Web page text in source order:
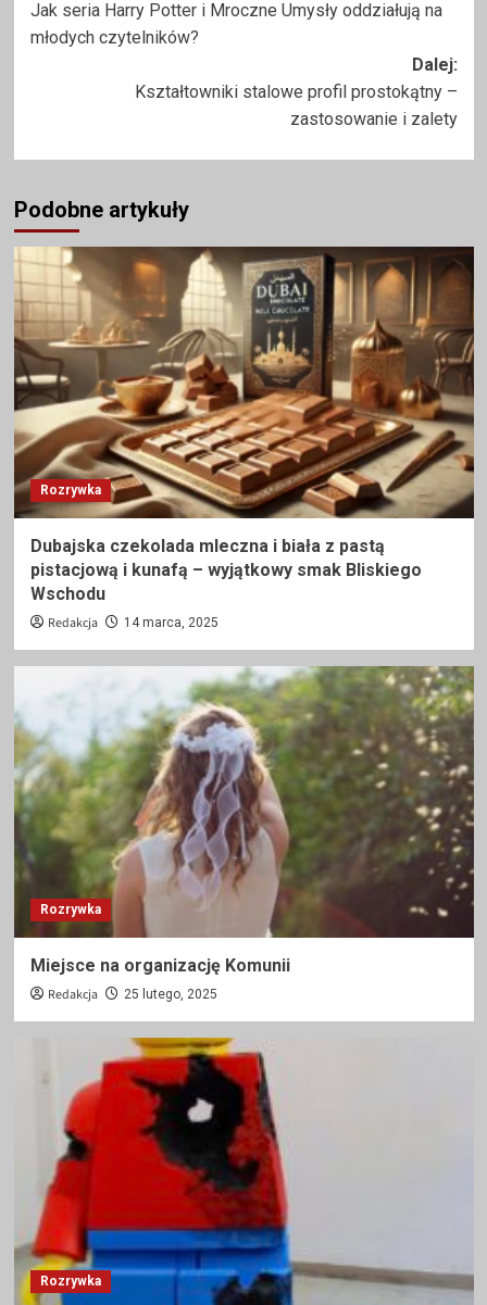
wpisy
Jak seria Harry Potter i Mroczne Umysły oddziałują na
młodych czytelników?
Dalej:
Kształtowniki stalowe profil prostokątny –
zastosowanie i zalety
Podobne artykuły
Rozrywka
Dubajska czekolada mleczna i biała z pastą
pistacjową i kunafą – wyjątkowy smak Bliskiego
Wschodu
Redakcja 14 marca, 2025
Rozrywka
Miejsce na organizację Komunii
Redakcja 25 lutego, 2025
Rozrywka